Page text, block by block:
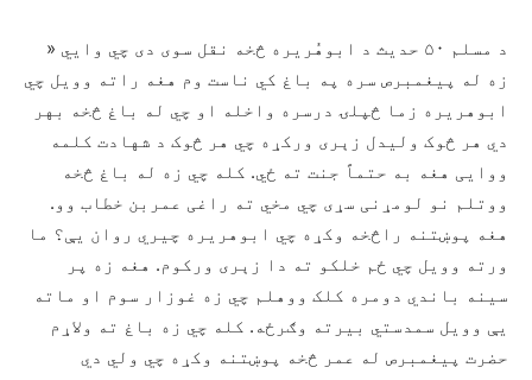
د مسلم ۵۰ حدیث د ابوهُریره څخه نقل سوی دی چي وايي «
زه له پیغمبرص سره په باغ کي ناست وم هغه راته وویل چي
ابوهریره زما څپلۍ درسره واخله او چي له باغ څخه بهر
دي هر څوک ولیدل زېری ورکړه چي هر څوک د شهادت کلمه
ووايی هغه به حتماً جنت ته ځي. کله چي زه له باغ څخه
ووتلم نو لومړنی سړی چي مخي ته راغی عمربن خطاب وو.
هغه پوښتنه راڅخه وکړه چي ابوهریره چیري روان یې؟ ما
ورته وویل چي ځم خلکو ته دا زېری ورکوم. هغه زه پر
سینه باندي دومره کلک ووهلم چي زه غوزار سوم او ماته
یې وویل سمدستي بیرته وګرځه. کله چي زه باغ ته ولاړم
حضرت پیغمبرص له عمر څخه پوښتنه وکړه چي ولي دي